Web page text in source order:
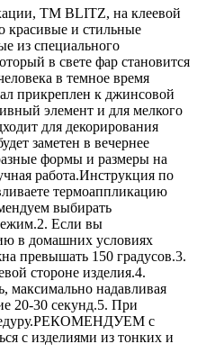
ТМ BLITZ, на клеевой
красивые и стильные
из специального
в свете фар становится
в темное время
прикреплен к джинсовой
элемент и для мелкого
для декорирования
заметен в вечернее
формы и размеры на
работа.Инструкция по
термоаппликацию
выбирать
Если вы
в домашних условиях
превышать 150 градусов.3.
стороне изделия.4.
максимально надавливая
20-30 секунд.5. При
с
с изделиями из тонких и